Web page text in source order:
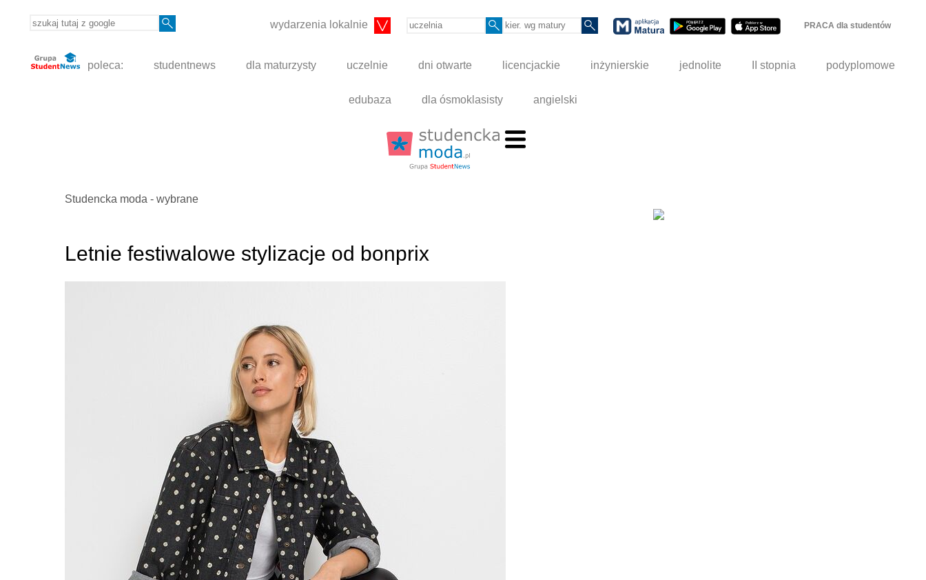
wydarzenia lokalnie PRACA dla studentów
poleca: studentnews dla maturzysty uczelnie dni otwarte licencjackie inżynierskie jednolite II stopnia podyplomowe
edubaza dla ósmoklasisty angielski
Studencka moda - wybrane
Letnie festiwalowe stylizacje od bonprix